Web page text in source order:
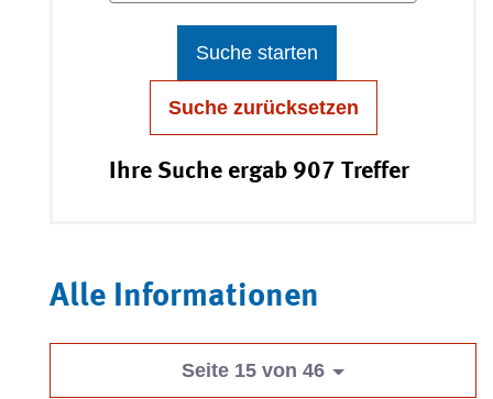
Suche starten
Suche zurücksetzen
Ihre Suche ergab 907 Treffer
Alle Informationen
Seite 15 von 46